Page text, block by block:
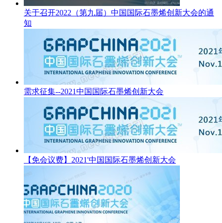
关于召开2022（第九届）中国国际石墨烯创新大会的通
知
需求征集--2021中国国际石墨烯创新大会
【免会议费】2021'中国国际石墨烯创新大会